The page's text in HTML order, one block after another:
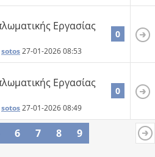
Εργασίας
sotos27-01-202608:53
0
Εργασίας
sotos27-01-202608:49
0
6 7 8 9